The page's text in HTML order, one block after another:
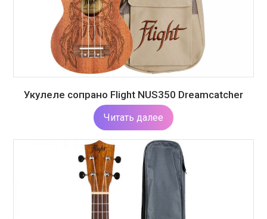
Укулеле сопрано Flight NUS350 Dreamcatcher
Читать далее